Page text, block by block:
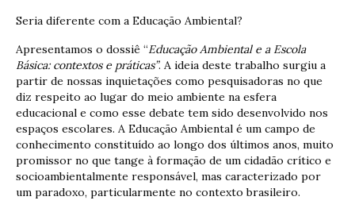
Seria diferente com a Educação Ambiental?
Apresentamos o dossiê “Educação Ambiental e a Escola
Básica: contextos e práticas”. A ideia deste trabalho surgiu a
partir de nossas inquietações como pesquisadoras no que
diz respeito ao lugar do meio ambiente na esfera
educacional e como esse debate tem sido desenvolvido nos
espaços escolares. A Educação Ambiental é um campo de
conhecimento constituído ao longo dos últimos anos, muito
promissor no que tange à formação de um cidadão crítico e
socioambientalmente responsável, mas caracterizado por
um paradoxo, particularmente no contexto brasileiro.